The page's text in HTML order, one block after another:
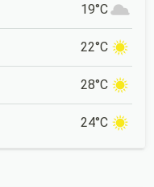
19°C
22°C
28°C
24°C